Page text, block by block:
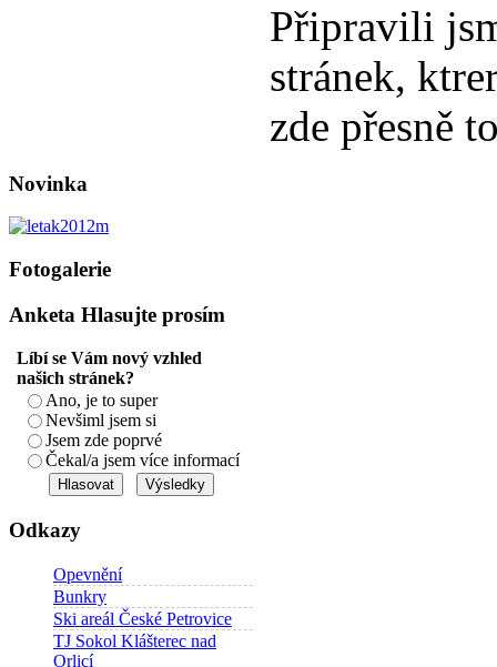
Připravili
stránek,
zde přesně
Novinka
Fotogalerie
Anketa Hlasujte prosím
Líbí se Vám nový vzhled
našich stránek?
Ano, je to super
Nevšiml jsem si
Jsem zde poprvé
Čekal/a jsem více informací
Odkazy
Opevnění
Bunkry
Ski areál České Petrovice
TJ Sokol Klášterec nad
Orlicí